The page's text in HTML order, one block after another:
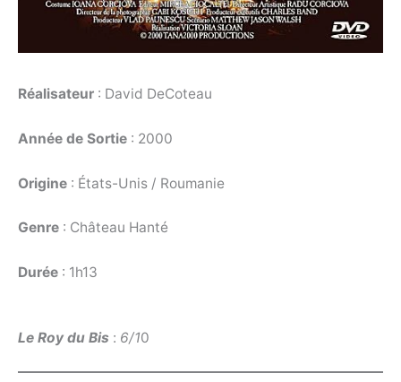
Réalisateur : David DeCoteau
Année de Sortie : 2000
Origine : États-Unis / Roumanie
Genre : Château Hanté
Durée : 1h13
Le Roy du Bis : 6/10